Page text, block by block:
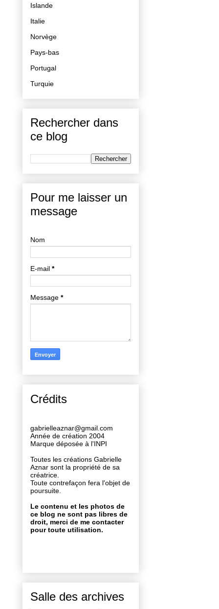
Islande
Italie
Norvège
Pays-bas
Portugal
Turquie
Rechercher dans
ce blog
Pour me laisser un
message
Nom
E-mail *
Message *
Crédits
gabrielleaznar@gmail.com
Année de création 2004
Marque déposée à l'INPI
Toutes les créations Gabrielle
Aznar sont la propriété de sa
créatrice.
Toute contrefaçon fera l'objet de
poursuite.
Le contenu et les photos de
ce blog ne sont pas libres de
droit, merci de me contacter
pour toute utilisation.
Salle des archives